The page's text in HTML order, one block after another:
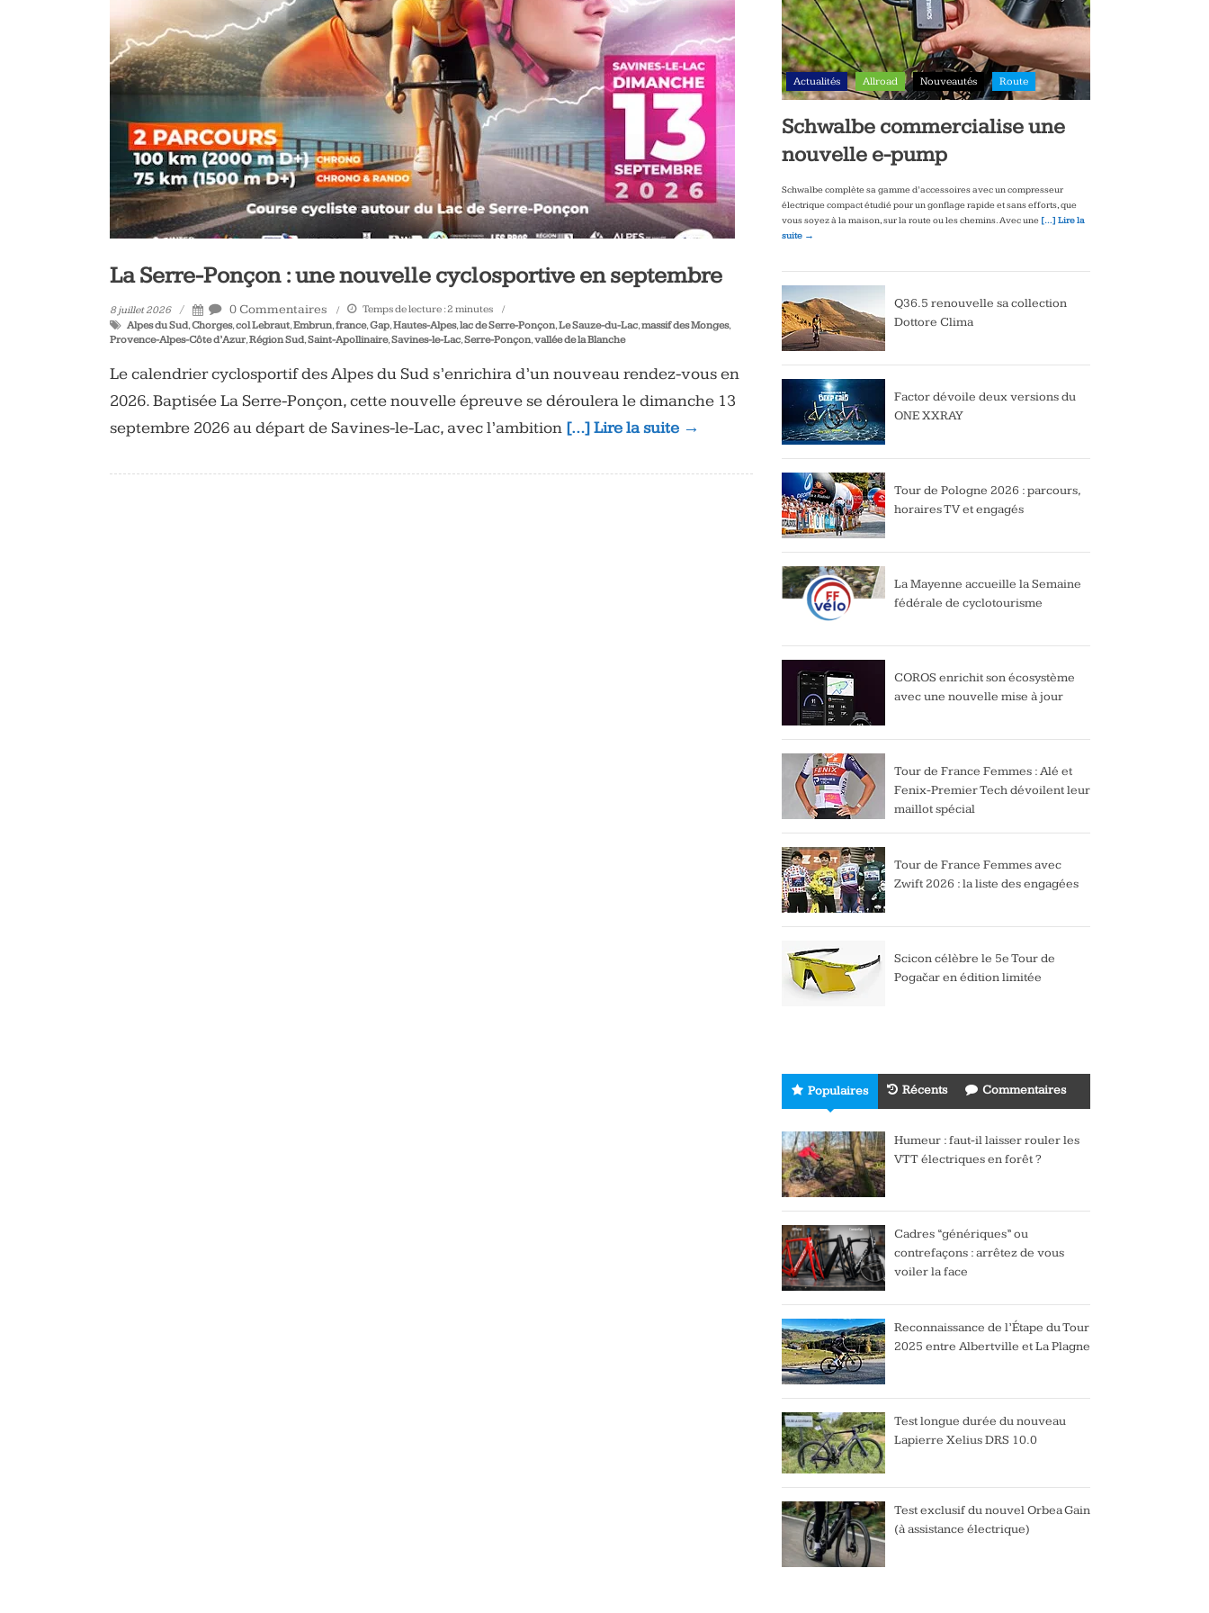
et
triathlon
La Serre-Ponçon : une nouvelle cyclosportive en septembre
8 juillet 2026 0 Commentaires Temps de lecture :2 minutes
Alpes du Sud,Chorges,col Lebraut,Embrun,france,Gap,Hautes-Alpes,lac de Serre-Ponçon,Le Sauze-du-Lac,massif des Monges,
Provence-Alpes-Côte d’Azur,Région Sud,Saint-Apollinaire,Savines-le-Lac,Serre-Ponçon,vallée de la Blanche
Le calendrier cyclosportif des Alpes du Sud s’enrichira d’un nouveau rendez-vous en
2026. Baptisée La Serre-Ponçon, cette nouvelle épreuve se déroulera le dimanche 13
septembre 2026 au départ de Savines-le-Lac, avec l’ambition […] Lire la suite →
Actualités Allroad Nouveautés Route
Schwalbe commercialise une
nouvelle e-pump
Schwalbe complète sa gamme d’accessoires avec un compresseur
électrique compact étudié pour un gonflage rapide et sans efforts, que
vous soyez à la maison, sur la route ou les chemins. Avec une […] Lire la
suite →
Q36.5 renouvelle sa collection
Dottore Clima
Factor dévoile deux versions du
ONE XXRAY
Tour de Pologne 2026 : parcours,
horaires TV et engagés
La Mayenne accueille la Semaine
fédérale de cyclotourisme
COROS enrichit son écosystème
avec une nouvelle mise à jour
Tour de France Femmes : Alé et
Fenix-Premier Tech dévoilent leur
maillot spécial
Tour de France Femmes avec
Zwift 2026 : la liste des engagées
Scicon célèbre le 5e Tour de
Pogačar en édition limitée
Populaires Récents Commentaires
Humeur : faut-il laisser rouler les
VTT électriques en forêt ?
Cadres “génériques” ou
contrefaçons : arrêtez de vous
voiler la face
Reconnaissance de l’Étape du Tour
2025 entre Albertville et La Plagne
Test longue durée du nouveau
Lapierre Xelius DRS 10.0
Test exclusif du nouvel Orbea Gain
(à assistance électrique)